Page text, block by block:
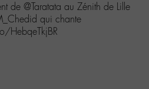
de @Taratata au Zénith de Lille
qui chante